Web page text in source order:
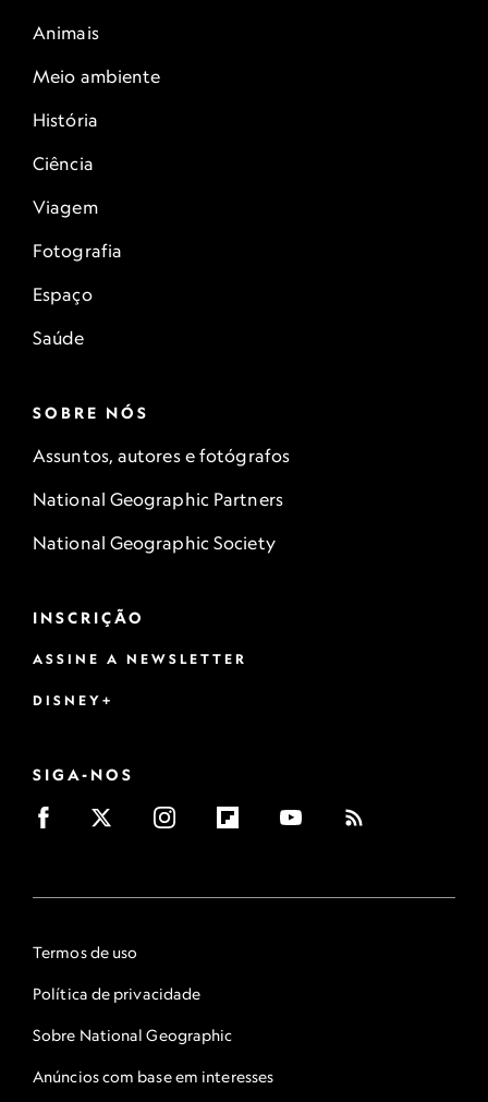
Animais
Meio ambiente
História
Ciência
Viagem
Fotografia
Espaço
Saúde
SOBRE NÓS
Assuntos, autores e fotógrafos
National Geographic Partners
National Geographic Society
INSCRIÇÃO
ASSINE A NEWSLETTER
DISNEY+
SIGA-NOS
Termos de uso
Política de privacidade
Sobre National Geographic
Anúncios com base em interesses